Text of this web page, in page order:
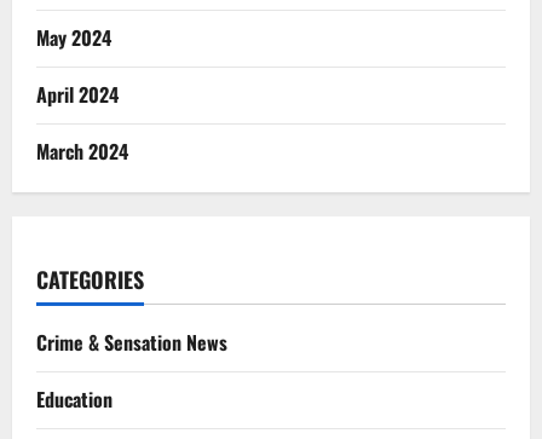
May 2024
April 2024
March 2024
CATEGORIES
Crime & Sensation News
Education